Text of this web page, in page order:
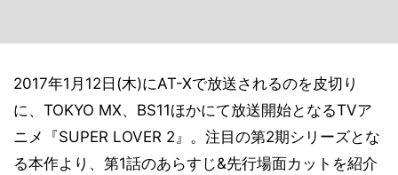
2017年1月12日(木)にAT-Xで放送されるのを皮切り
に、TOKYO MX、BS11ほかにて放送開始となるTVア
ニメ『SUPER LOVER 2』。注目の第2期シリーズとな
る本作より、第1話のあらすじ&先行場面カットを紹介